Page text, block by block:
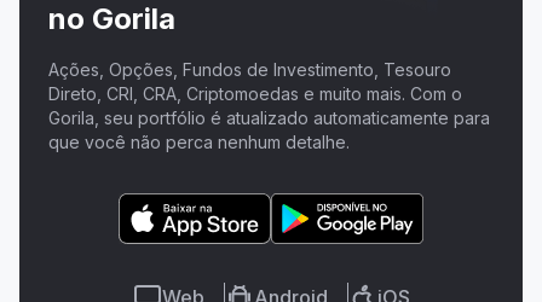
no Gorila
Ações, Opções, Fundos de Investimento, Tesouro
Direto, CRI, CRA, Criptomoedas e muito mais. Com o
Gorila, seu portfólio é atualizado automaticamente para
que você não perca nenhum detalhe.